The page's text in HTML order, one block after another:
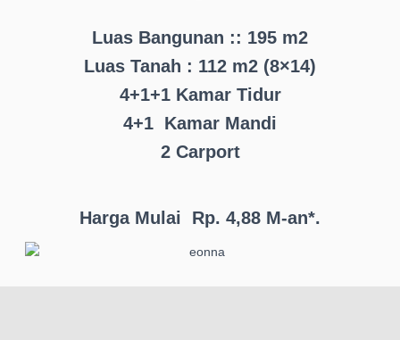
Luas Bangunan :: 195 m2
Luas Tanah : 112 m2 (8×14)
4+1+1 Kamar Tidur
4+1 Kamar Mandi
2 Carport
Harga Mulai Rp. 4,88 M-an*.